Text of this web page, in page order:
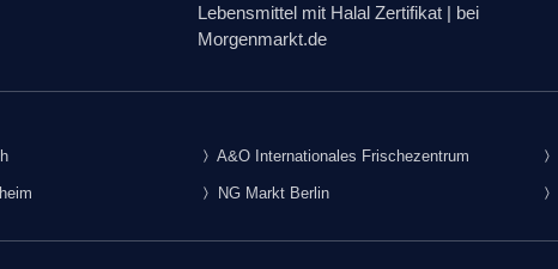
Lebensmittel mit Halal Zertifikat | bei
Morgenmarkt.de
A&O Internationales Frischezentrum
NG Markt Berlin